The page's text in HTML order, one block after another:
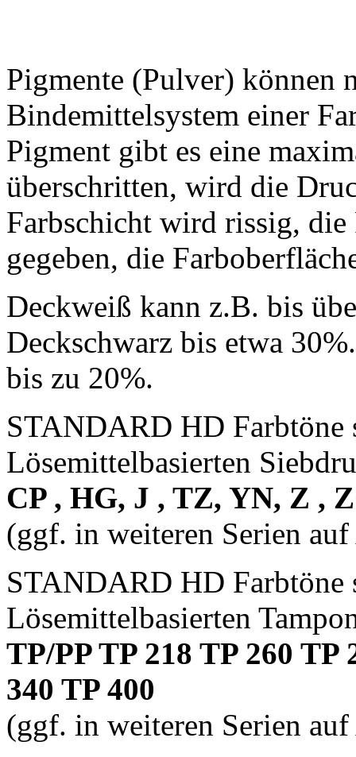
Pigmente (Pulver) können
Bindemittelsystem einer
Pigment gibt es eine
überschritten, wird die
Farbschicht wird rissig,
gegeben, die
Deckweiß kann z.B. bis
Deckschwarz bis etwa
bis zu 20%.
STANDARD HD Farbtöne
Lösemittelbasierten
CP , HG, J , TZ, YN, Z ,
(ggf. in weiteren Serien
STANDARD HD Farbtöne
Lösemittelbasierten
TP/PP TP 218 TP 260 TP
340 TP 400
(ggf. in weiteren Serien